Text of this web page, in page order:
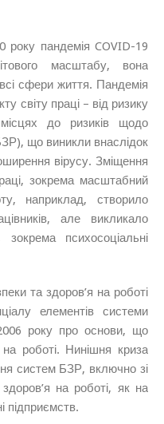
року пандемія COVID-19
масштабу, вона
сфери життя. Пандемія
світу праці – від ризику
до ризиків щодо
що виникли внаслідок
вірусу. Зміщення
зокрема масштабний
наприклад, створило
але викликало
психосоціальні
та здоров’я на роботі
елементів системи
року про основи, що
роботі. Нинішня криза
систем БЗР, включно зі
на роботі, як на
підприємств.